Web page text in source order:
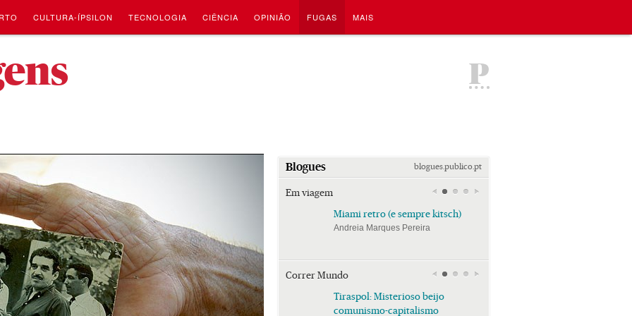
CULTURA-ÍPSILON TECNOLOGIA CIÊNCIA OPINIÃO FUGAS MAIS
P
Blogues blogues.publico.pt
Em viagem
Miami retro (e sempre kitsch)
Andreia Marques Pereira
Correr Mundo
Tiraspol: Misterioso beijo
comunismo-capitalismo